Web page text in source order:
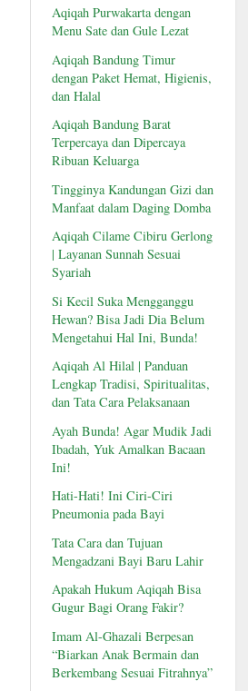
Aqiqah Purwakarta dengan
Menu Sate dan Gule Lezat
Aqiqah Bandung Timur
dengan Paket Hemat, Higienis,
dan Halal
Aqiqah Bandung Barat
Terpercaya dan Dipercaya
Ribuan Keluarga
Tingginya Kandungan Gizi dan
Manfaat dalam Daging Domba
Aqiqah Cilame Cibiru Gerlong
| Layanan Sunnah Sesuai
Syariah
Si Kecil Suka Mengganggu
Hewan? Bisa Jadi Dia Belum
Mengetahui Hal Ini, Bunda!
Aqiqah Al Hilal | Panduan
Lengkap Tradisi, Spiritualitas,
dan Tata Cara Pelaksanaan
Ayah Bunda! Agar Mudik Jadi
Ibadah, Yuk Amalkan Bacaan
Ini!
Hati-Hati! Ini Ciri-Ciri
Pneumonia pada Bayi
Tata Cara dan Tujuan
Mengadzani Bayi Baru Lahir
Apakah Hukum Aqiqah Bisa
Gugur Bagi Orang Fakir?
Imam Al-Ghazali Berpesan
“Biarkan Anak Bermain dan
Berkembang Sesuai Fitrahnya”